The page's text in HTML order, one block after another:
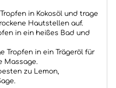
in Kokosöl und trage
Hautstellen auf.
in ein heißes Bad und
Tropfen in ein Trägeröl für
Massage.
zu Lemon,